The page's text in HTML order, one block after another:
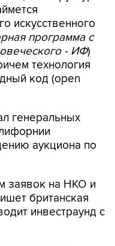
программа с
- ИФ)
технология
код (open
генеральных
аукциона по
заявок на НКО и
инвестраунд с